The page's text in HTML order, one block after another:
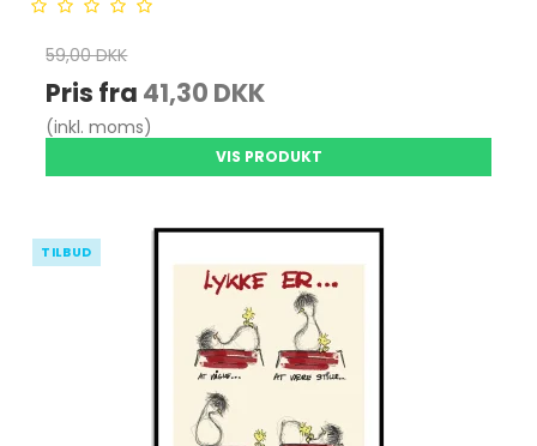
59,00 DKK
Pris fra 41,30 DKK
(inkl. moms)
VIS PRODUKT
TILBUD